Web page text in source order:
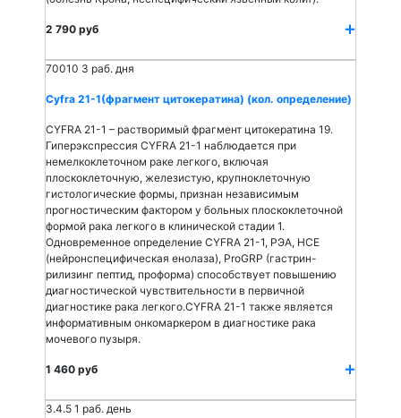
2 790 руб
70010 3 раб. дня
Cyfra 21-1(фрагмент цитокератина) (кол. определение)
CYFRA 21-1 – растворимый фрагмент цитокератина 19.
Гиперэкспрессия CYFRA 21-1 наблюдается при
немелкоклеточном раке легкого, включая
плоскоклеточную, железистую, крупноклеточную
гистологические формы, признан независимым
прогностическим фактором у больных плоскоклеточной
формой рака легкого в клинической стадии 1.
Одновременное определение CYFRA 21-1, РЭА, НСЕ
(нейронспецифическая енолаза), ProGRP (гастрин-
рилизинг пептид, проформа) способствует повышению
диагностической чувствительности в первичной
диагностике рака легкого.CYFRA 21-1 также является
информативным онкомаркером в диагностике рака
мочевого пузыря.
1 460 руб
3.4.5 1 раб. день